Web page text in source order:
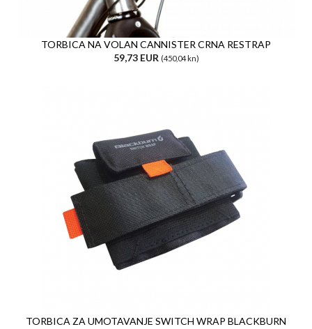
TORBICA NA VOLAN CANNISTER CRNA RESTRAP
59,73 EUR (450,04 kn)
TORBICA ZA UMOTAVANJE SWITCH WRAP BLACKBURN